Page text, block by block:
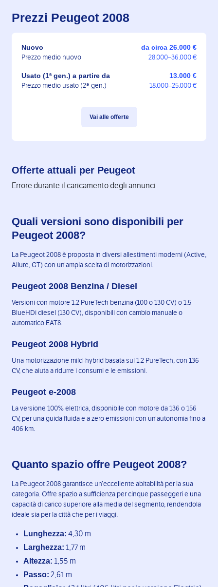
Prezzi Peugeot 2008
Nuovo da circa 26.000 €
Prezzo medio nuovo 28.000–36.000 €
Usato (1ª gen.) a partire da 13.000 €
Prezzo medio usato (2ª gen.) 18.000–25.000 €
Vai alle offerte
Offerte attuali per Peugeot
Errore durante il caricamento degli annunci
Quali versioni sono disponibili per
Peugeot 2008?
La Peugeot 2008 è proposta in diversi allestimenti moderni (Active,
Allure, GT) con un'ampia scelta di motorizzazioni.
Peugeot 2008 Benzina / Diesel
Versioni con motore 1.2 PureTech benzina (100 o 130 CV) o 1.5
BlueHDi diesel (130 CV), disponibili con cambio manuale o
automatico EAT8.
Peugeot 2008 Hybrid
Una motorizzazione mild-hybrid basata sul 1.2 PureTech, con 136
CV, che aiuta a ridurre i consumi e le emissioni.
Peugeot e-2008
La versione 100% elettrica, disponibile con motore da 136 o 156
CV, per una guida fluida e a zero emissioni con un'autonomia fino a
406 km.
Quanto spazio offre Peugeot 2008?
La Peugeot 2008 garantisce un’eccellente abitabilità per la sua
categoria. Offre spazio a sufficienza per cinque passeggeri e una
capacità di carico superiore alla media del segmento, rendendola
ideale sia per la città che per i viaggi.
Lunghezza: 4,30 m
Larghezza: 1,77 m
Altezza: 1,55 m
Passo: 2,61 m